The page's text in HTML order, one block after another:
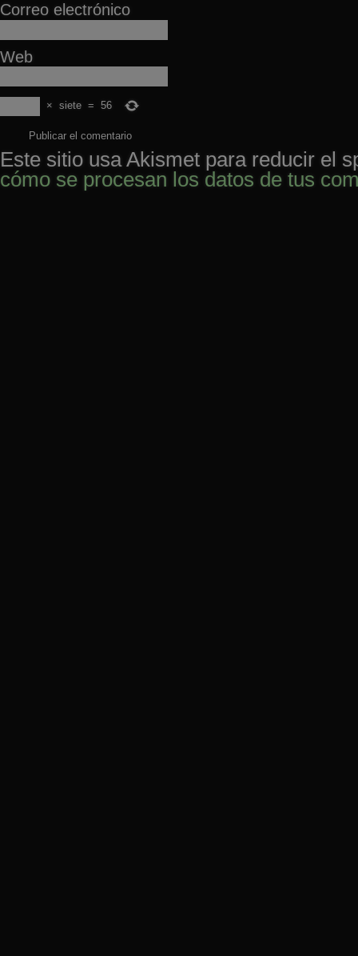
Correo electrónico
Web
× siete = 56
Este sitio usa Akismet para reducir el
cómo se procesan los datos de tus